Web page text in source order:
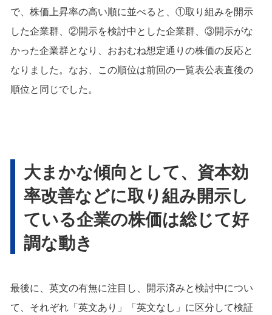
で、株価上昇率の高い順に並べると、①取り組みを開示
した企業群、②開示を検討中とした企業群、③開示がな
かった企業群となり、おおむね想定通りの株価の反応と
なりました。なお、この順位は前回の一覧表公表直後の
順位と同じでした。
大まかな傾向として、資本効
率改善などに取り組み開示し
ている企業の株価は総じて好
調な動き
最後に、英文の有無に注目し、開示済みと検討中につい
て、それぞれ「英文あり」「英文なし」に区分して検証